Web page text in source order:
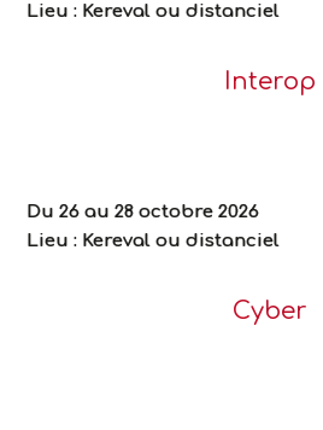
Lieu : Kereval ou distanciel
Interop
Du 26 au 28 octobre 2026
Lieu : Kereval ou distanciel
Cyber